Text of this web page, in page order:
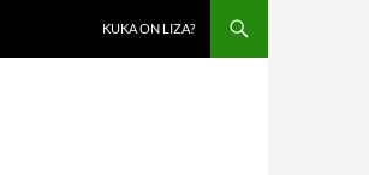
KUKA ON LIZA?